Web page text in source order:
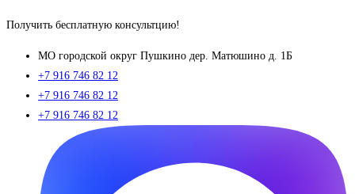
Получить бесплатную консультцию!
МO городской округ Пушкино дер. Матюшино д. 1Б
+7 916 746 82 12
+7 916 746 82 12
+7 916 746 82 12